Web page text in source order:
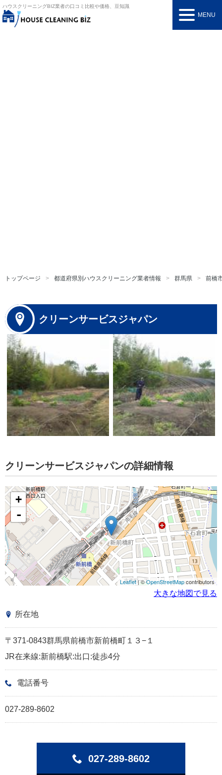
ハウスクリーニングBIZ業者の口コミ比較や価格、豆知識
MENU
トップページ 都道府県別ハウスクリーニング業者情報 群馬県 前橋
クリーンサービスジャパン
クリーンサービスジャパンの詳細情報
+
-
Leaflet| ©OpenStreetMapcontributors
大きな地図で見る
所在地
〒371-0843群馬県前橋市新前橋町１３−１
JR在来線:新前橋駅:出口:徒歩4分
電話番号
027-289-8602
027-289-8602